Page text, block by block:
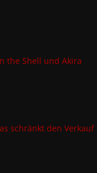
the Shell und Akira
schränkt den Verkauf